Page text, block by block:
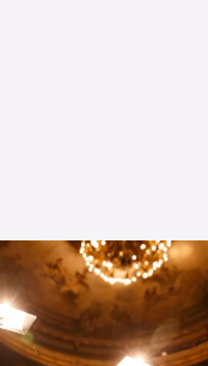
L’OnR avec vous
de l’Opéra de